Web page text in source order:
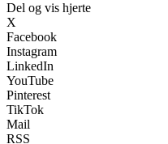
Del og vis hjerte
X
Facebook
Instagram
LinkedIn
YouTube
Pinterest
TikTok
Mail
RSS